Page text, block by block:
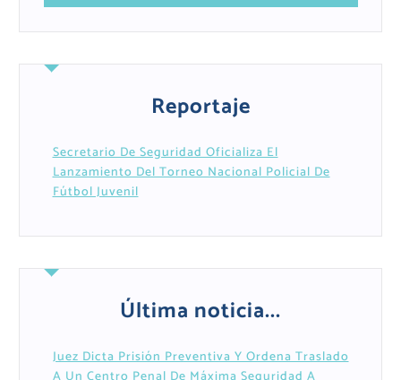
Reportaje
Secretario De Seguridad Oficializa El
Lanzamiento Del Torneo Nacional Policial De
Fútbol Juvenil
Última noticia...
Juez Dicta Prisión Preventiva Y Ordena Traslado